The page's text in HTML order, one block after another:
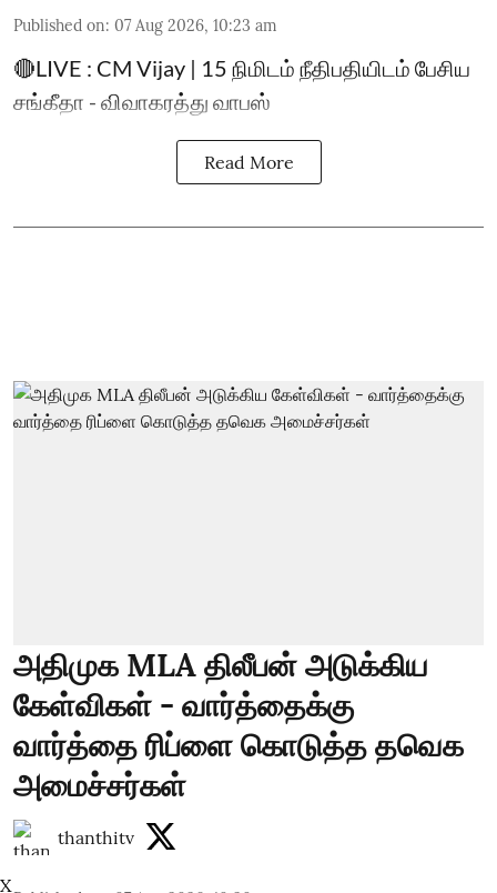
Published on: 07 Aug 2026, 10:23 am
🔴LIVE : CM Vijay | 15 நிமிடம் நீதிபதியிடம் பேசிய
சங்கீதா - விவாகரத்து வாபஸ்
Read More
அதிமுக MLA திலீபன் அடுக்கிய
கேள்விகள் - வார்த்தைக்கு
வார்த்தை ரிப்ளை கொடுத்த தவெக
அமைச்சர்கள்
thanthitv
X